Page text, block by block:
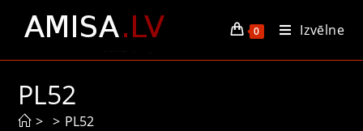
0 Izvēlne
PL52
> > PL52